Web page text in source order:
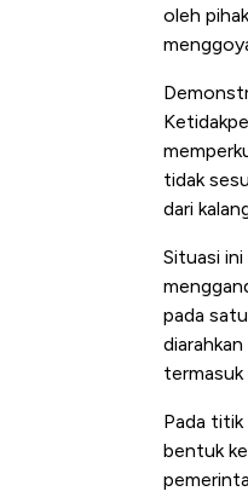
oleh
tidak
dari
Situasi
pada
termasuk
Pada titik
bentuk